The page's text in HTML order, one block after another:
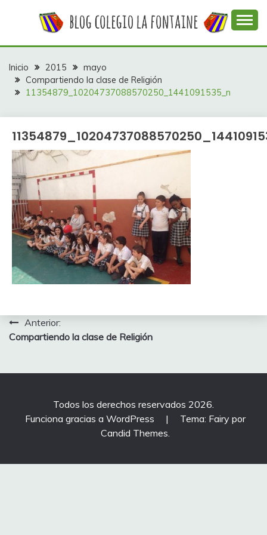
COLEGIO LA
FONTAINE
colegio La Fontaine
Inicio 2015
mayo
Compartiendo la clase de Religión
11354879_10204737088570250_1441091535_n
Navegación
de
entradas
Anterior:
Compartiendo la clase de Religión
Todos los derechos reservados 2026.
Funciona gracias a WordPress
|
Tema: Fairy por
Candid Themes